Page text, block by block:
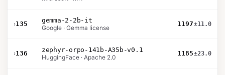
›135
gemma-2-2b-it
Google · Gemma license
1197±11.0
›136
zephyr-orpo-141b-A35b-v0.1
HuggingFace · Apache 2.0
1185±23.0